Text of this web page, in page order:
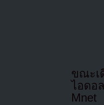
ขณะเ
ไอดอ
Mnet